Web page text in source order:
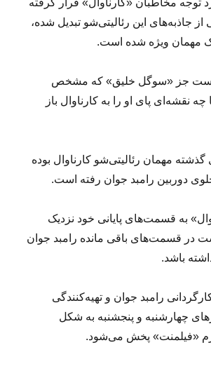
توجه مخاطبان «کارناوال» قرار گرفته
از جاذبه‌های این رئالیتی‌شو تبدیل شده،
مهمان ویژه شده است.
جز «سوگل خلیق» که مشخص
چه نقشه‌ای پای او را به کارناوال باز
مهمان رئالیتی‌شو کارناوال بوده
دوربین رامبد جوان رفته است.
به قسمت‌های پایانی خود نزدیک
در قسمت‌های باقی مانده رامبد جوان
باشد.
رامبد جوان و تهیه‌کنندگی
چهارشنبه و پنجشنبه به شکل
«فیلمنت» پخش می‌شود.